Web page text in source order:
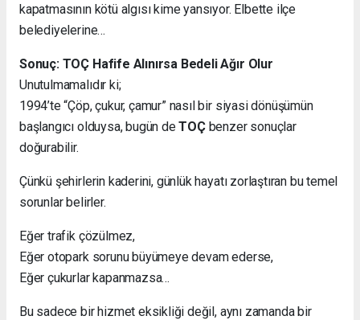
kapatmasının kötü algısı kime yansıyor. Elbette ilçe
belediyelerine…
Sonuç: TOÇ Hafife Alınırsa Bedeli Ağır Olur
Unutulmamalıdır ki;
1994’te “Çöp, çukur, çamur” nasıl bir siyasi dönüşümün
başlangıcı olduysa, bugün deTOÇbenzer sonuçlar
doğurabilir.
Çünkü şehirlerin kaderini, günlük hayatı zorlaştıran bu temel
sorunlar belirler.
Eğer trafik çözülmez,
Eğer otopark sorunu büyümeye devam ederse,
Eğer çukurlar kapanmazsa…
Bu sadece bir hizmet eksikliği değil, aynı zamanda bir